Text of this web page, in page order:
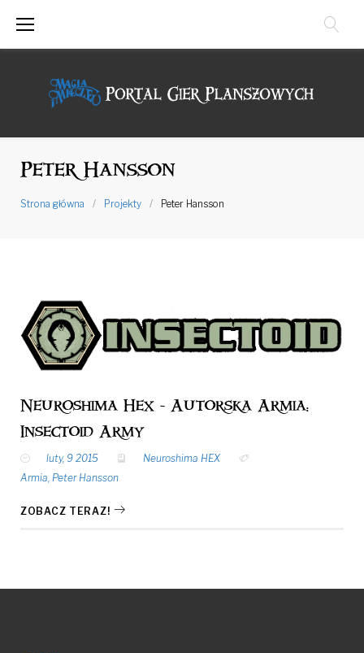
Peter Hansson
Strona główna / Projekty / Peter Hansson
Neuroshima Hex - Autorska Armia:
Insectoid Army
luty, 9 2015
Neuroshima HEX
Armia, Peter Hansson
ZOBACZ TERAZ!